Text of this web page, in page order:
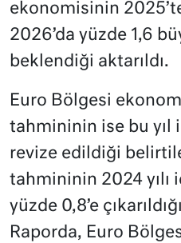
ekonomisinin
2026’da yüzde 1,6
beklendiği aktarıldı.
Euro Bölgesi
tahmininin ise bu yıl
revize edildiği
tahmininin 2024 yılı
yüzde 0,8’e
Raporda, Euro